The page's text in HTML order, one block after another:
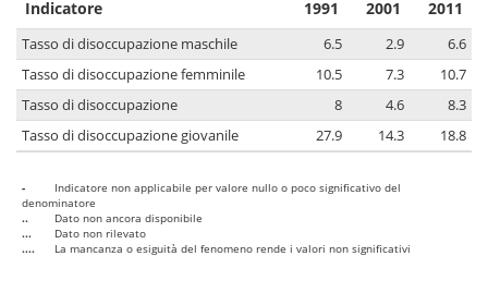
Indicatore 1991 2001 2011
Tasso di disoccupazione maschile 6.5 2.9
6.6
Tasso di disoccupazione femminile
10.5 7.3
10.7
Tasso di disoccupazione
8 4.6
8.3
Tasso di disoccupazione giovanile
27.9 14.3 18.8
-
Indicatore non applicabile per valore nullo o poco significativo del
denominatore
..
Dato non ancora disponibile
...
Dato non rilevato
....
La mancanza o esiguità del fenomeno rende i valori non significativi